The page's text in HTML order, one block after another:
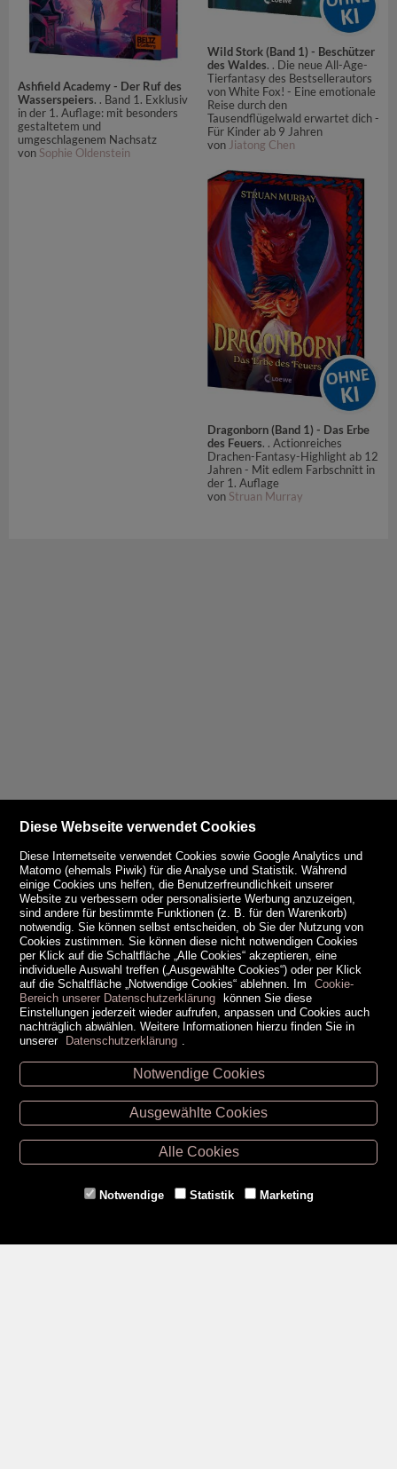
Ashfield Academy - Der Ruf des
Wasserspeiers. . Band 1. Exklusiv
in der 1. Auflage: mit besonders
gestaltetem und
umgeschlagenem Nachsatz
von Sophie Oldenstein
Wild Stork (Band 1) - Beschützer
des Waldes. . Die neue All-Age-
Tierfantasy des Bestsellerautors
von White Fox! - Eine emotionale
Reise durch den
Tausendflügelwald erwartet dich -
Für Kinder ab 9 Jahren
von Jiatong Chen
Dragonborn (Band 1) - Das Erbe
des Feuers. . Actionreiches
Drachen-Fantasy-Highlight ab 12
Jahren - Mit edlem Farbschnitt in
der 1. Auflage
von Struan Murray
Unsere Öffnungszeiten
Retz -02942/20433
Hollabrunn -02952/30057
Eggenburg -02984/3836
Gmünd -
Diese Webseite verwendet Cookies
Diese Internetseite verwendet Cookies sowie Google Analytics und
Matomo (ehemals Piwik) für die Analyse und Statistik. Während
einige Cookies uns helfen, die Benutzerfreundlichkeit unserer
Website zu verbessern oder personalisierte Werbung anzuzeigen,
sind andere für bestimmte Funktionen (z. B. für den Warenkorb)
notwendig. Sie können selbst entscheiden, ob Sie der Nutzung von
Cookies zustimmen. Sie können diese nicht notwendigen Cookies
per Klick auf die Schaltfläche „Alle Cookies“ akzeptieren, eine
individuelle Auswahl treffen („Ausgewählte Cookies“) oder per Klick
auf die Schaltfläche „Notwendige Cookies“ ablehnen. Im
Cookie-
Bereich unserer Datenschutzerklärung können Sie diese
Einstellungen jederzeit wieder aufrufen, anpassen und Cookies auch
nachträglich abwählen. Weitere Informationen hierzu finden Sie in
unserer Datenschutzerklärung
Notwendige Cookies
Ausgewählte Cookies
Alle Cookies
Notwendige Statistik Marketing